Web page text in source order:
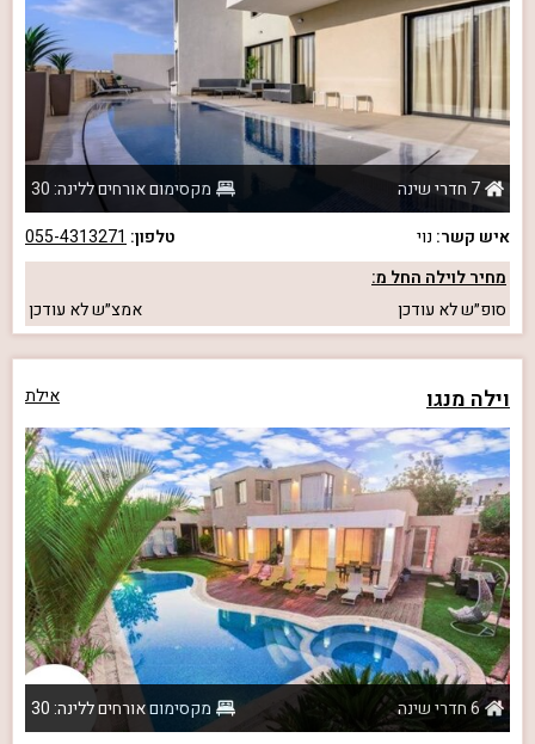
7 חדרי שינה
מקסימום אורחים ללינה: 30
איש קשר: נוי טלפון: 055-4313271
מחיר לוילה החל מ:
סופ״שלא עודכן אמצ״שלא עודכן
וילה מנגו אילת
6 חדרי שינה
מקסימום אורחים ללינה: 30